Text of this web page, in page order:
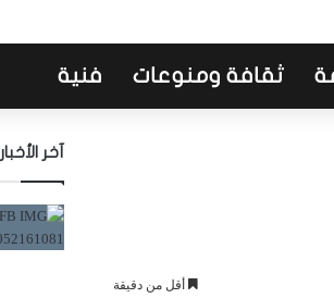
ثقافة ومنوعات فنية
أقل من دقيقة
آخر الأخبار